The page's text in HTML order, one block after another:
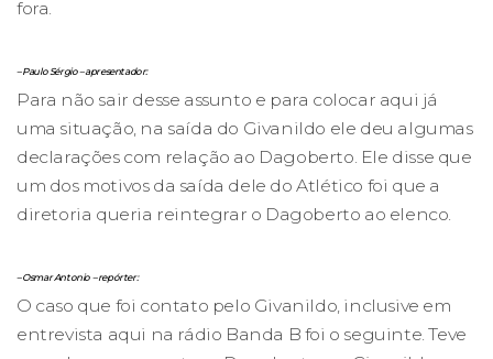
fora.
– Paulo Sérgio – apresentador:
Para não sair desse assunto e para colocar aqui já
uma situação, na saída do Givanildo ele deu algumas
declarações com relação ao Dagoberto. Ele disse que
um dos motivos da saída dele do Atlético foi que a
diretoria queria reintegrar o Dagoberto ao elenco.
– Osmar Antonio – repórter:
O caso que foi contato pelo Givanildo, inclusive em
entrevista aqui na rádio Banda B foi o seguinte. Teve